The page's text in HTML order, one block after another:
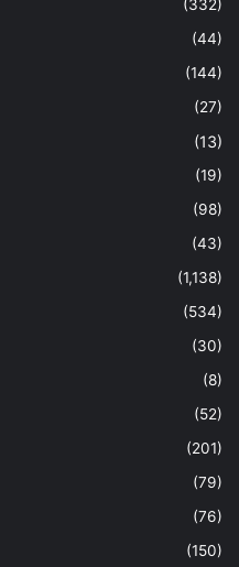
(332)
(44)
(144)
(27)
(13)
(19)
(98)
(43)
(1,138)
(534)
(30)
(8)
(52)
(201)
(79)
(76)
(150)